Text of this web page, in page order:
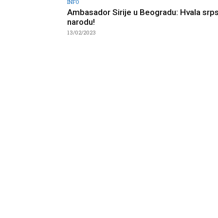
INFO
Ambasador Sirije u Beogradu: Hvala
narodu!
13/02/2023